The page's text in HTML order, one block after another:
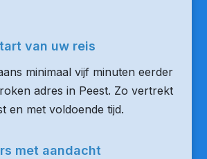
van uw reis
minimaal vijf minuten eerder
adres in Peest. Zo vertrekt
en met voldoende tijd.
met aandacht